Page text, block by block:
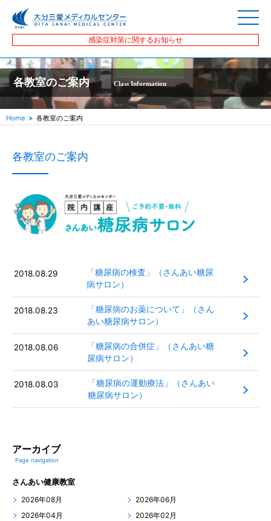
感染症対策に関するお知らせ
各教室のご案内 Class Information
Home 各教室のご案内
各教室のご案内
2018.08.29
「糖尿病の検査」（さんあい糖尿
病サロン）
2018.08.23
「糖尿病のお薬について」（さん
あい糖尿病サロン）
2018.08.06
「糖尿病の合併症」（さんあい糖
尿病サロン）
2018.08.03
「糖尿病の運動療法」（さんあい
糖尿病サロン）
アーカイブ
Page navigation
さんあい健康教室
2026年08月
2026年06月
2026年04月
2026年02月